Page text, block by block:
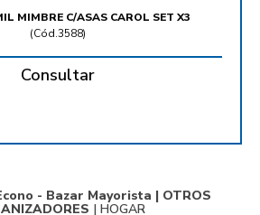
MIMBRE C/ASAS CAROL SET X3
(Cód.3588)
Consultar
- Bazar Mayorista | OTROS
| HOGAR